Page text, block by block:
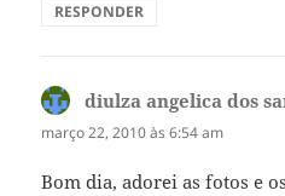
RESPONDER
diulza angelica dos
março 22, 2010 às 6:54 am
Bom dia, adorei as fotos e